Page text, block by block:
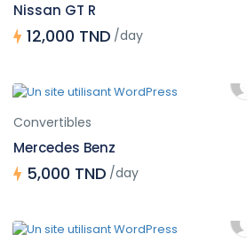
Nissan GT R
12,000 TND /day
Convertibles
Mercedes Benz
5,000 TND /day